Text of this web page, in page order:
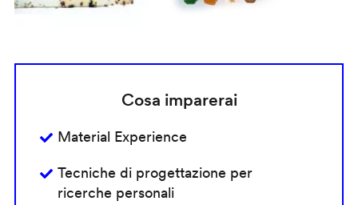
Cosa imparerai
Material Experience
Tecniche di progettazione per
ricerche personali